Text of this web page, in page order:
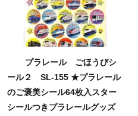
プラレール ごほうびシ
ール２ SL-155 ★プラレール
のご褒美シール64枚入スター
シールつきプラレールグッズ